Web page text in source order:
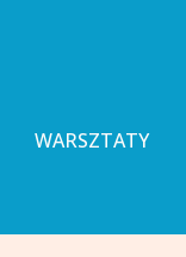
WARSZTATY